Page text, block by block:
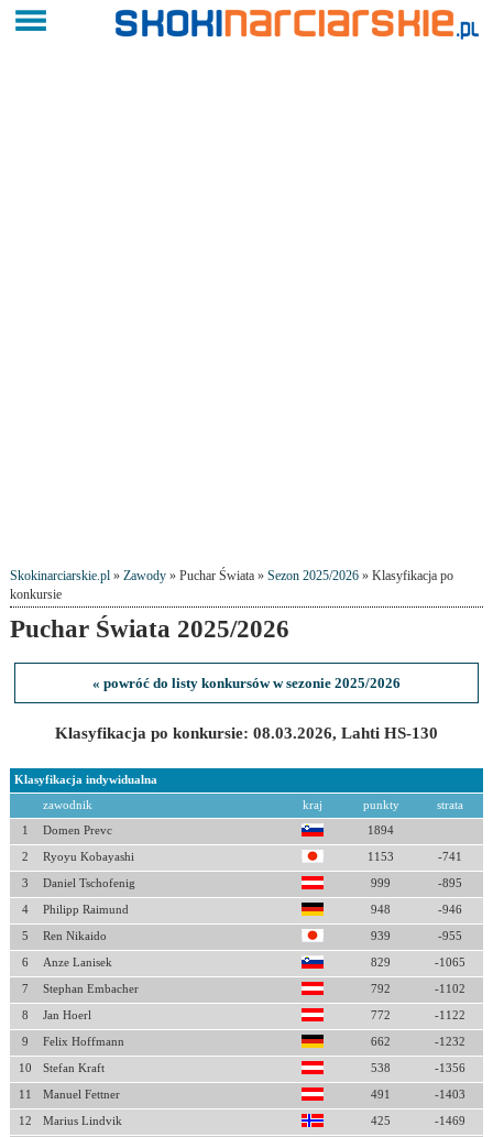
Skokinarciarskie.pl» Zawody» Puchar Świata » Sezon 2025/2026» Klasyfikacja po
konkursie
Puchar Świata 2025/2026
« powróć do listy konkursów w sezonie 2025/2026
Klasyfikacja po konkursie: 08.03.2026, Lahti HS-130
Klasyfikacja indywidualna
zawodnik kraj punkty strata
1 Domen Prevc 1894
2 Ryoyu Kobayashi 1153 -741
3 Daniel Tschofenig 999 -895
4 Philipp Raimund 948 -946
5 Ren Nikaido 939 -955
6 Anze Lanisek 829 -1065
7 Stephan Embacher 792 -1102
8 Jan Hoerl 772 -1122
9 Felix Hoffmann 662 -1232
10 Stefan Kraft 538 -1356
11 Manuel Fettner 491 -1403
12 Marius Lindvik 425 -1469